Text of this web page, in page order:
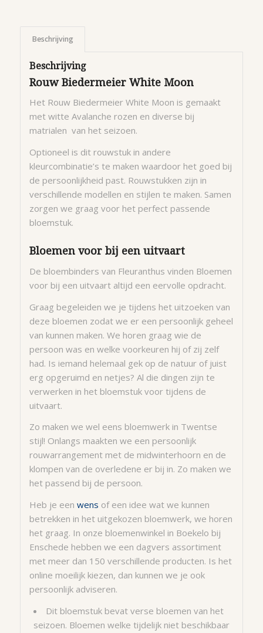
Beschrijving
Beschrijving
Rouw Biedermeier White Moon
Het Rouw Biedermeier White Moon is gemaakt
met witte Avalanche rozen en diverse bij
matrialen van het seizoen.
Optioneel is dit rouwstuk in andere
kleurcombinatie’s te maken waardoor het goed bij
de persoonlijkheid past. Rouwstukken zijn in
verschillende modellen en stijlen te maken. Samen
zorgen we graag voor het perfect passende
bloemstuk.
Bloemen voor bij een uitvaart
De bloembinders van Fleuranthus vinden Bloemen
voor bij een uitvaart altijd een eervolle opdracht.
Graag begeleiden we je tijdens het uitzoeken van
deze bloemen zodat we er een persoonlijk geheel
van kunnen maken. We horen graag wie de
persoon was en welke voorkeuren hij of zij zelf
had. Is iemand helemaal gek op de natuur of juist
erg opgeruimd en netjes? Al die dingen zijn te
verwerken in het bloemstuk voor tijdens de
uitvaart.
Zo maken we wel eens bloemwerk in Twentse
stijl! Onlangs maakten we een persoonlijk
rouwarrangement met de midwinterhoorn en de
klompen van de overledene er bij in. Zo maken we
het passend bij de persoon.
Heb je een wens of een idee wat we kunnen
betrekken in het uitgekozen bloemwerk, we horen
het graag. In onze bloemenwinkel in Boekelo bij
Enschede hebben we een dagvers assortiment
met meer dan 150 verschillende producten. Is het
online moeilijk kiezen, dan kunnen we je ook
persoonlijk adviseren.
Dit bloemstuk bevat verse bloemen van het
seizoen. Bloemen welke tijdelijk niet beschikbaar